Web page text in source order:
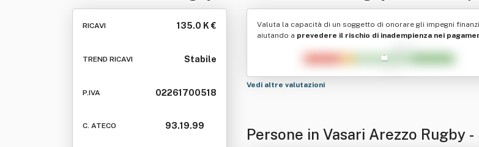
Società Sportiva
Respons Abilita'
RICAVI 135.0 K €
TREND RICAVI Stabile
P.IVA 02261700518
C. ATECO 93.19.99
Dilettantistica A Respons Abilita'
Limitata
Valuta la capacità di un soggetto di onorare gli impegni
aiutando a prevedere il rischio di inadempienza nei
Vedi altre valutazioni
Persone in Vasari Arezzo Rugby -